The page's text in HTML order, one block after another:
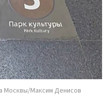
Москвы/Максим Денисов